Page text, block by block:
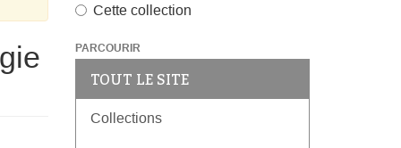
Cette collection
PARCOURIR
TOUT LE SITE
Collections